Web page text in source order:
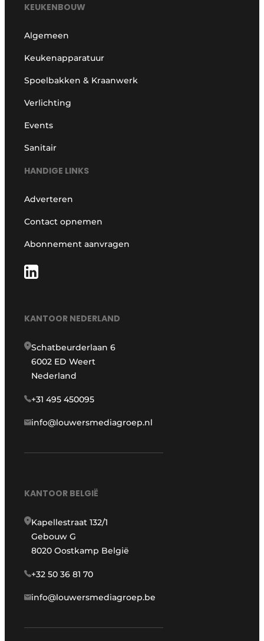
KEUKENBOUW
Algemeen
Keukenapparatuur
Spoelbakken & Kraanwerk
Verlichting
Events
Sanitair
HANDIGE LINKS
Adverteren
Contact opnemen
Abonnement aanvragen
KANTOOR NEDERLAND
Schatbeurderlaan 6
6002 ED Weert
Nederland
+31 495 450095
info@louwersmediagroep.nl
KANTOOR BELGIË
Kapellestraat 132/1
Gebouw G
8020 Oostkamp België
+32 50 36 81 70
info@louwersmediagroep.be